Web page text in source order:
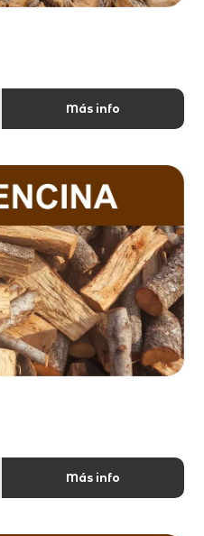
Más info
Más info